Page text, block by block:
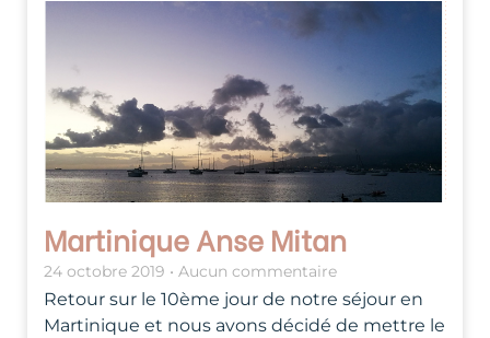
Martinique Anse Mitan
24 octobre 2019 Aucun commentaire
Retour sur le 10ème jour de notre séjour en
Martinique et nous avons décidé de mettre le